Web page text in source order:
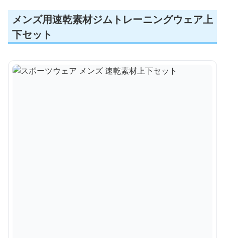
メンズ用速乾素材ジムトレーニングウェア上
下セット